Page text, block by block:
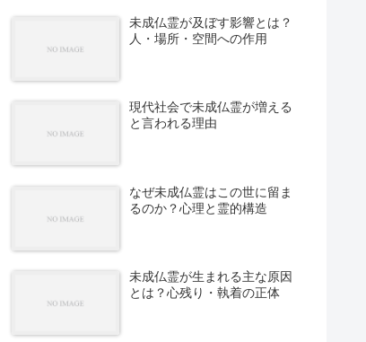
未成仏霊が及ぼす影響とは？
人・場所・空間への作用
現代社会で未成仏霊が増える
と言われる理由
なぜ未成仏霊はこの世に留ま
るのか？心理と霊的構造
未成仏霊が生まれる主な原因
とは？心残り・執着の正体